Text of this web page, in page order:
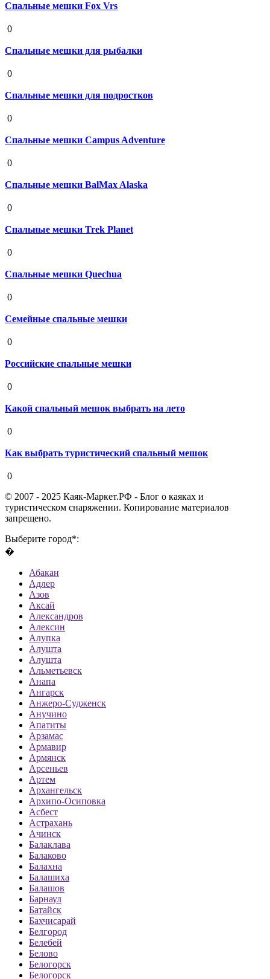
Спальные мешки Fox Vrs
0
Спальные мешки для рыбалки
0
Спальные мешки для подростков
0
Спальные мешки Campus Adventure
0
Спальные мешки BalMax Alaska
0
Спальные мешки Trek Planet
0
Спальные мешки Quechua
0
Семейные спальные мешки
0
Российские спальные мешки
0
Какой спальный мешок выбрать на лето
0
Как выбрать туристический спальный мешок
0
© 2007 - 2025 Каяк-Маркет.РФ - Блог о каяках и
туристическом снаряжении. Копирование материалов
запрещено.
Выберите город*:
�
Абакан
Адлер
Азов
Аксай
Александров
Алексин
Алупка
Алушта
Алушта
Альметьевск
Анапа
Ангарск
Анжеро-Судженск
Анучино
Апатиты
Арзамас
Армавир
Армянск
Арсеньев
Артем
Архангельск
Архипо-Осиповка
Асбест
Астрахань
Ачинск
Балаклава
Балаково
Балахна
Балашиха
Балашов
Барнаул
Батайск
Бахчисарай
Белгород
Белебей
Белово
Белогорск
Белогорск